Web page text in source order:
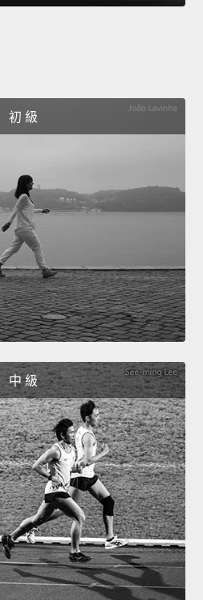
初 級
中 級